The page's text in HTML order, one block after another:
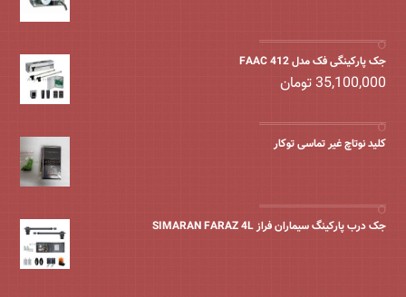
جک پارکینگی فک مدل FAAC 412
35,100,000تومان
کلید نوتاچ غیر تماسی توکار
جک درب پارکینگ سیماران فراز SIMARAN FARAZ 4L